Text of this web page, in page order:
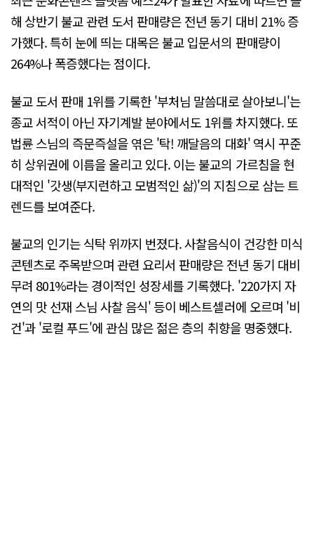
해 상반기 불교 관련 도서 판매량은 전년 동기 대비 21% 증
가했다. 특히 눈에 띄는 대목은 불교 입문서의 판매량이
264%나 폭증했다는 점이다.
불교 도서 판매 1위를 기록한 '부처님 말씀대로 살아보니'는
종교 서적이 아닌 자기계발 분야에서도 1위를 차지했다. 또
법륜 스님의 즉문즉설을 엮은 '탁! 깨달음의 대화' 역시 꾸준
히 상위권에 이름을 올리고 있다. 이는 불교의 가르침을 현
대적인 '갓생(부지런하고 모범적인 삶)'의 지침으로 삼는 트
렌드를 보여준다.
불교의 인기는 식탁 위까지 번졌다. 사찰음식이 건강한 미식
콘텐츠로 주목받으며 관련 요리서 판매량은 전년 동기 대비
무려 801%라는 경이적인 성장세를 기록했다. '220가지 자
연의 맛 선재 스님 사찰 음식' 등이 베스트셀러에 오르며 '비
건'과 '로컬 푸드'에 관심 많은 젊은 층의 취향을 명중했다.